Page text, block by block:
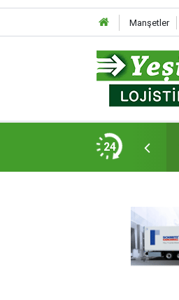
Manşetler
24
Red EDITION'ı ÖKN Lojistik